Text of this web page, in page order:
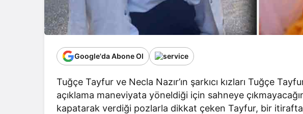
Google'da Abone Ol
Tuğçe Tayfur ve Necla Nazır’ın şarkıcı kızları Tuğçe
açıklama maneviyata yöneldiği için sahneye
kapatarak verdiği pozlarla dikkat çeken Tayfur, bir